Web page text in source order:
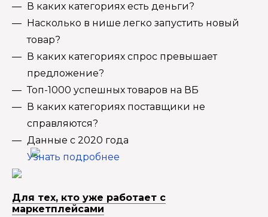
В каких категориях есть деньги?
Насколько в нише легко запустить новый
товар?
В каких категориях спрос превышает
предложение?
Топ-1000 успешных товаров на ВБ
В каких категориях поставщики не
справляются?
Данные с 2020 года
Узнать подробнее
Для тех, кто уже работает с
маркетплейсами